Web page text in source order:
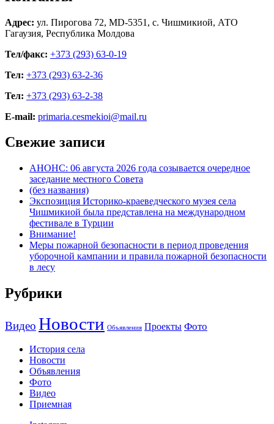
Адрес: ул. Пирогова 72, MD-5351, с. Чишмикиой, АТО
Гагаузия, Республика Молдова
Тел/факс: +373 (293) 63-0-19
Тел: +373 (293) 63-2-36
Тел: +373 (293) 63-2-38
E-mail: primaria.cesmekioi@mail.ru
Свежие записи
АНОНС: 06 августа 2026 года созывается очередное
заседание местного Совета
(без названия)
Экспозиция Историко-краеведческого музея села
Чишмикиой была представлена на международном
фестивале в Турции
Внимание!
Меры пожарной безопасности в период проведения
уборочной кампании и правила пожарной безопасности
в лесу
Рубрики
Видео Новости Объявления Проекты Фото
История села
Новости
Объявления
Фото
Видео
Приемная